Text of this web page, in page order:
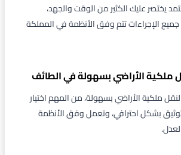
يختصر عليك الكثير من الوقت والجهد،
الإجراءات تتم وفق الأنظمة في المملكة
الأراضي بسهولة في الطائف
ملكية الأراضي بسهولة، من المهم اختيار
بشكل احترافي، وتعمل وفق الأنظمة